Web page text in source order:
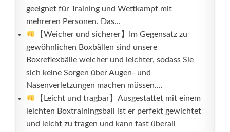
geeignet für Training und Wettkampf mit
mehreren Personen. Das...
【Weicher und sicherer】Im Gegensatz zu
gewöhnlichen Boxbällen sind unsere
Boxreflexbälle weicher und leichter, sodass Sie
sich keine Sorgen über Augen- und
Nasenverletzungen machen müssen....
【Leicht und tragbar】Ausgestattet mit einem
leichten Boxtrainingsball ist er perfekt gewichtet
und leicht zu tragen und kann fast überall